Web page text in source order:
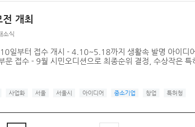
개최
소식
일부터 접수 개시 - 4.10~5.18까지 생활속 발명 아이디
문 접수 - 9월 시민오디션으로 최종순위 결정, 수상작은
사업화 서울 서울시 아이디어 중소기업 창업 특허청